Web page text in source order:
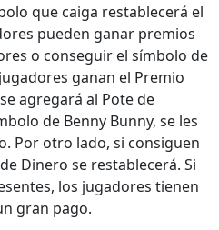
que caiga restable­cerá el
pueden ganar pre­mios
o con­seguir el sím­bo­lo de
ganan el Pre­mio
agre­gará al Pote de
de Ben­ny Bun­ny, se les
Por otro lado, si con­siguen
Dinero se restable­cerá. Si
los jugadores tienen
gran pago.